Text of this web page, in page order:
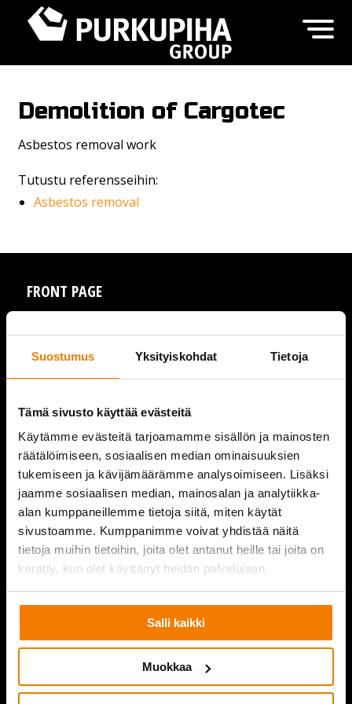
Suostumus Yksityiskohdat Tietoja
Tämä sivusto käyttää evästeitä
Käytämme evästeitä tarjoamamme sisällön ja mainosten
räätälöimiseen, sosiaalisen median ominaisuuksien
tukemiseen ja kävijämäärämme analysoimiseen. Lisäksi
jaamme sosiaalisen median, mainosalan ja analytiikka-
alan kumppaneillemme tietoja siitä, miten käytät
sivustoamme. Kumppanimme voivat yhdistää näitä
tietoja muihin tietoihin, joita olet antanut heille tai joita on
kerätty, kun olet käyttänyt heidän palvelujaan.
Salli kaikki
Muokkaa
Demolition of Cargotec
Asbestos removal work
Tutustu referensseihin:
Asbestos removal
FRONT PAGE
SERVICES
REFERENCES
COMPANY
CONTACT INFORMATION
PURKUPIHA